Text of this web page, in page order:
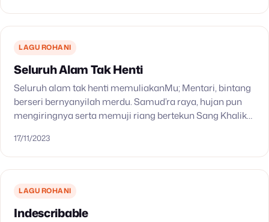
LAGU ROHANI
Seluruh Alam Tak Henti
Seluruh alam tak henti memuliakanMu; Mentari, bintang
berseri bernyanyilah merdu. Samud’ra raya, hujan pun
mengiringnya serta memuji riang bertekun Sang Khalik
terbang, memuji Tuhan, Khaliknya,…
17/11/2023
LAGU ROHANI
Indescribable